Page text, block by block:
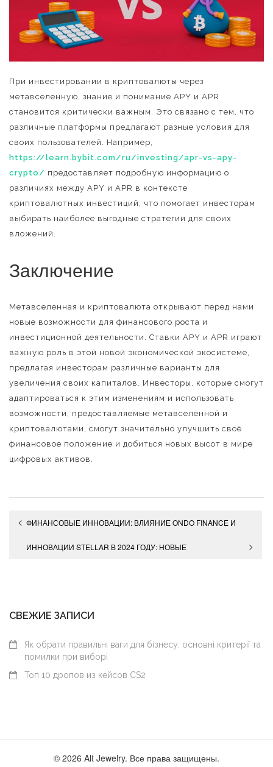
При инвестировании в криптовалюты через
метавселенную, знание и понимание APY и APR
становится критически важным. Это связано с тем, что
различные платформы предлагают разные условия для
своих пользователей. Например,
https://learn.bybit.com/ru/investing/apr-vs-apy-
crypto/ предоставляет подробную информацию о
различиях между APY и APR в контексте
криптовалютных инвестиций, что помогает инвесторам
выбирать наиболее выгодные стратегии для своих
вложений.
Заключение
Метавселенная и криптовалюта открывают перед нами
новые возможности для финансового роста и
инвестиционной деятельности. Ставки APY и APR играют
важную роль в этой новой экономической экосистеме,
предлагая инвесторам различные варианты для
увеличения своих капиталов. Инвесторы, которые смогут
адаптироваться к этим изменениям и использовать
возможности, предоставляемые метавселенной и
криптовалютами, смогут значительно улучшить своё
финансовое положение и добиться новых высот в мире
цифровых активов.
Навигация
по
ФИНАНСОВЫЕ ИННОВАЦИИ: ВЛИЯНИЕ ONDO FINANCE И
NOTCOIN НА БУДУЩЕЕ DEFI И КРИПТОИНВЕСТИЦИЙ
ИННОВАЦИИ STELLAR В 2024 ГОДУ: НОВЫЕ
СВЕЖИЕ ЗАПИСИ
Як обрати правильні ваги для бізнесу: основні критерії та
помилки при виборі
Топ 10 дропов из кейсов CS2
© 2026 Alt Jewelry. Все права защищены.